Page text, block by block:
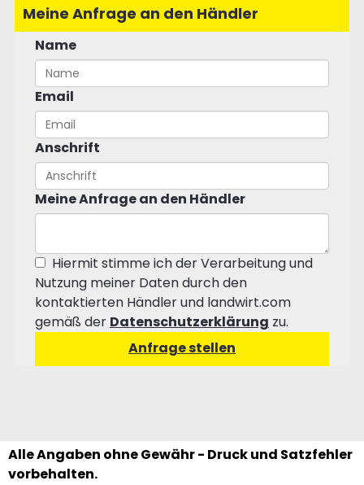
Meine Anfrage an den Händler
Name
Email
Anschrift
Meine Anfrage an den Händler
Hiermit stimme ich der Verarbeitung und
Nutzung meiner Daten durch den
kontaktierten Händler und landwirt.com
gemäß der Datenschutzerklärung zu.
Alle Angaben ohne Gewähr - Druck und Satzfehler
vorbehalten.